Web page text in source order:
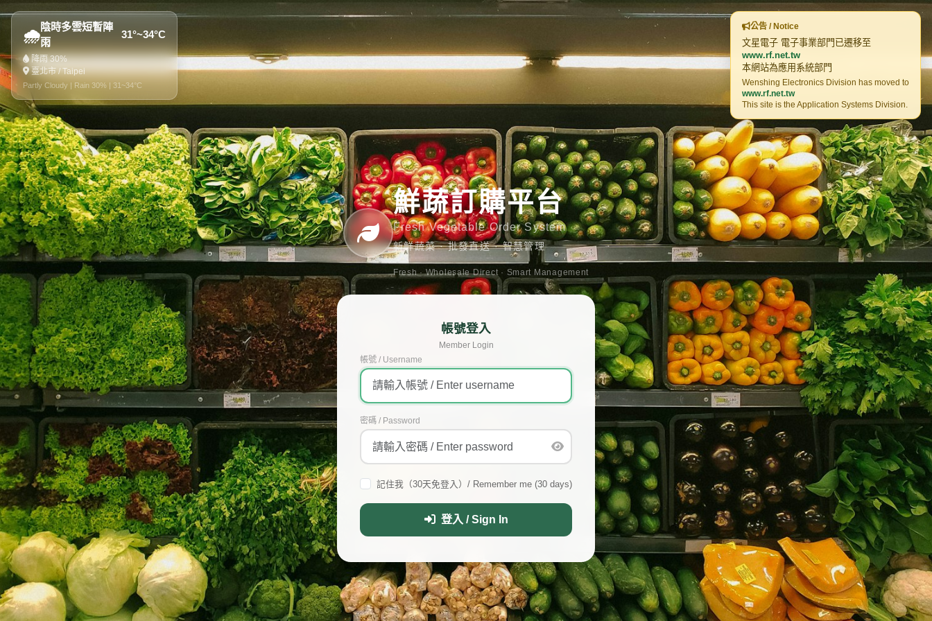
🌧️陰時多雲短暫陣
雨
31°~34°C
降雨 30%
臺北市 / Taipei
Partly Cloudy | Rain 30% | 31~34°C
公告 / Notice
文星電子 電子事業部門已遷移至
www.rf.net.tw
本網站為應用系統部門
Wenshing Electronics Division has moved to
www.rf.net.tw
This site is the Application Systems Division.
鮮蔬訂購平台
Fresh Vegetable Order System
新鮮蔬菜 · 批發直送 · 智慧管理
Fresh · Wholesale Direct · Smart Management
帳號登入
Member Login
帳號 / Username
密碼 / Password
記住我（30天免登入）/ Remember me (30 days)
登入 / Sign In